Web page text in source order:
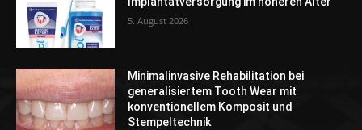
5. August 2026
Minimalinvasive Rehabilitation bei
generalisiertem Tooth Wear mit
konventionellem Komposit und
Stempeltechnik